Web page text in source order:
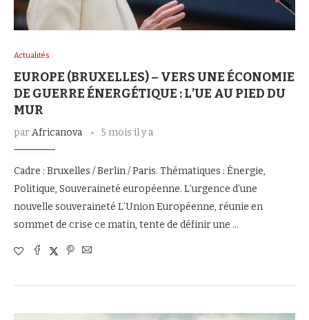
Actualités
EUROPE (BRUXELLES) – VERS UNE ÉCONOMIE
DE GUERRE ÉNERGÉTIQUE : L’UE AU PIED DU
MUR
parAfricanova 5 mois il y a
Cadre : Bruxelles / Berlin / Paris. Thématiques : Énergie,
Politique, Souveraineté européenne. L’urgence d’une
nouvelle souveraineté L’Union Européenne, réunie en
sommet de crise ce matin, tente de définir une …